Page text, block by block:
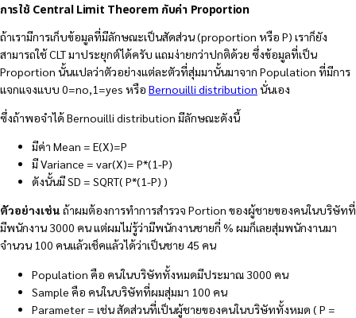
การใช้ Central Limit Theorem กับค่า Proportion
ถ้าเรามีการเก็บข้อมูลที่มีลักษณะเป็นสัดส่วน (proportion หรือ P) เราก็ยัง
สามารถใช้ CLT มาประยุกต์ได้ครับ แถมง่ายกว่าปกติด้วย ซึ่งข้อมูลที่เป็น
Proportion นั้นแปลว่าตัวอย่างแต่ละตัวที่สุ่มมานั้นมาจาก Population ที่มีการ
แจกแจงแบบ 0=no,1=yes หรือ Bernouilli distribution นั่นเอง
ซึ่งถ้าพอจำได้ Bernouilli distribution มีลักษณะดังนี้
มีค่า Mean = E(X)=P
มี Variance = var(X)= P*(1-P)
ดังนั้นมี SD = SQRT( P*(1-P) )
ตัวอย่างเช่น ถ้าผมต้องการทำการสำรวจ Portion ของผู้ชายของคนในบริษัทที่
มีพนักงาน 3000 คน แต่ผมไม่รู้ว่ามีพนักงานชายกี่ % ผมก็เลยสุ่มพนักงานมา
จำนวน 100 คนแล้วเช็คแล้วได้ว่าเป็นชาย 45 คน
Population คือ คนในบริษัททั้งหมดมีประมาณ 3000 คน
Sample คือ คนในบริษัทที่ผมสุ่มมา 100 คน
Parameter = เช่น สัดส่วนที่เป็นผู้ชายของคนในบริษัททั้งหมด ( P =